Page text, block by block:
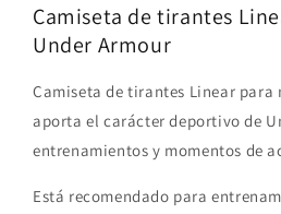
Camiseta de tirantes
Under Armour
Camiseta de tirantes Linear para
aporta el carácter deportivo de
entrenamientos y momentos de
Está recomendado para